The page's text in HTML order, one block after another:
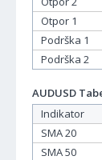
Otpor 1
Podrška 1
Podrška 2
AUDUSD
Indikator
SMA 20
SMA 50